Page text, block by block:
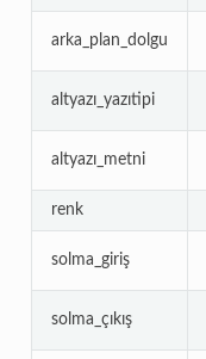
arka_plan_dolgu
altyazı_yazıtipi
altyazı_metni
renk
solma_giriş
solma_çıkış